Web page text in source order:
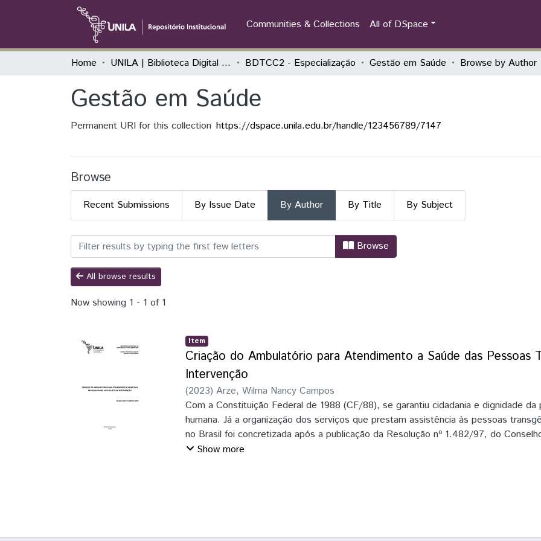
Communities & Collections All of DSpace
Home UNILA | Biblioteca Digital de Trabalhos de Conclusão de Curso BDTCC2 - Especialização Gestão em Saúde Browse by Author
Gestão em Saúde
Permanent URI for this collection https://dspace.unila.edu.br/handle/123456789/7147
Browse
Recent Submissions By Issue Date By Author By Title By Subject
Browsing Gestão em Saúde by Author "Arze, Wilma Nancy
Browse
All browse results
Now showing 1 - 1 of 1
Item
Criação do Ambulatório para Atendimento a Saúde das Pessoas
Intervenção
(2023) Arze, Wilma Nancy Campos
Com a Constituição Federal de 1988 (CF/88), se garantiu cidadania e dignidade da
humana. Já a organização dos serviços que prestam assistência às pessoas
no Brasil foi concretizada após a publicação da Resolução nº 1.482/97, do
Federal de Medicina, e da Portaria 1707/98, do Ministério da Saúde, que instituiu o
atenção primária e os demais pontos de atenção. Nesse sentido, se identifica que
Show more